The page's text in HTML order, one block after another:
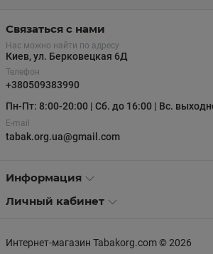
Связаться с нами
Нас можно найти по адресу
Киев, ул. Берковецкая 6Д
Телефон
+380509383990
Пн-Пт: 8:00-20:00 | Сб. до 16:00 | Вс.
E-mail
tabak.org.ua@gmail.com
Информация
Личный кабинет
Интернет-магазин Tabakorg.com © 2026